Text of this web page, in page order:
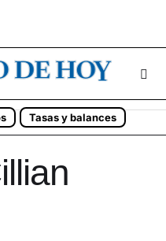
Tasas y balances